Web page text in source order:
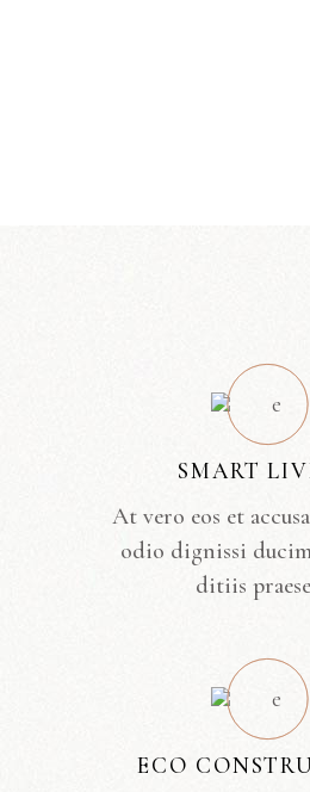
SMART
At vero eos et
odio dignissi
ditiis
ECO